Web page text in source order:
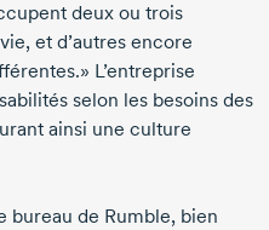
deux ou trois
et d’autres encore
L’entreprise
selon les besoins des
ainsi une culture
bureau de Rumble, bien